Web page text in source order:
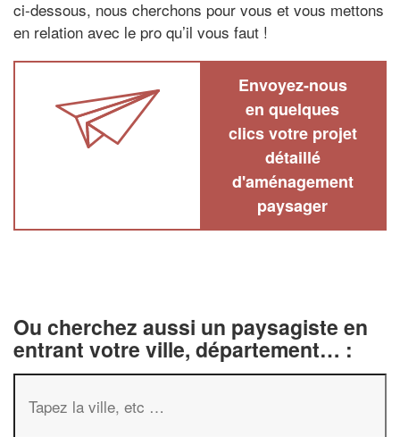
ci-dessous, nous cherchons pour vous et vous mettons
en relation avec le pro qu’il vous faut !
Envoyez-nous
en quelques
clics votre projet
détaillé
d'aménagement
paysager
Ou cherchez aussi un paysagiste en
entrant votre ville, département… :